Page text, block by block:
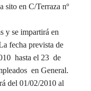
sito en C/Terraza nº
y se impartirá en
fecha prevista de
hasta el 23 de
en General.
del 01/02/2010 al